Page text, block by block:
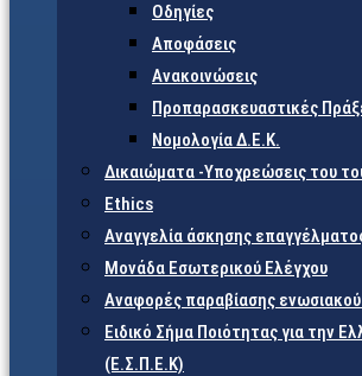
Οδηγίες
Αποφάσεις
Ανακοινώσεις
Προπαρασκευαστικές
Νομολογία Δ.Ε.Κ.
Δικαιώματα -Υποχρεώσεις του
Ethics
Αναγγελία άσκησης
Μονάδα Εσωτερικού Ελέγχου
Αναφορές παραβίασης ενωσιακού
Ειδικό Σήμα Ποιότητας για την
(Ε.Σ.Π.Ε.Κ)